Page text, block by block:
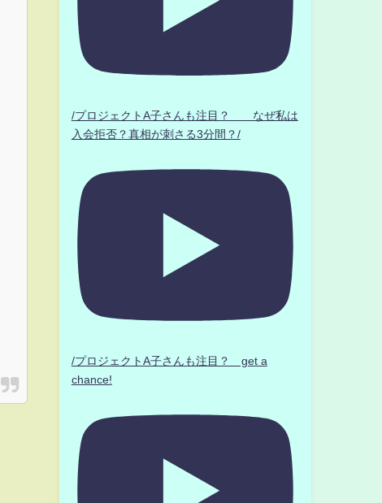
/プロジェクトA子さんも注目？ なぜ私は
入会拒否？真相が刺さる3分間？/
/プロジェクトA子さんも注目？ get a
chance!